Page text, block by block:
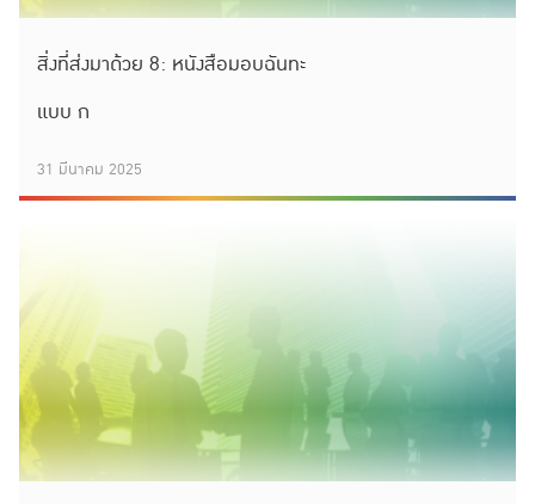
สิ่งที่ส่งมาด้วย 8: หนังสือมอบฉันทะ
แบบ ก
31 มีนาคม 2025